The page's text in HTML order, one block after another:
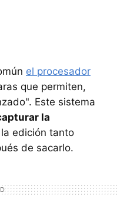
el procesador
que permiten,
Este sistema
la
edición tanto
de sacarlo.